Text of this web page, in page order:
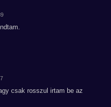
csak rosszul irtam be az